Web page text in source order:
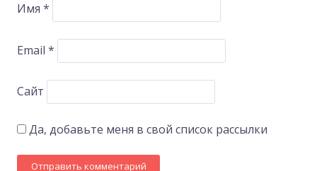
Имя *
Email *
Сайт
Да, добавьте меня в свой список рассылки